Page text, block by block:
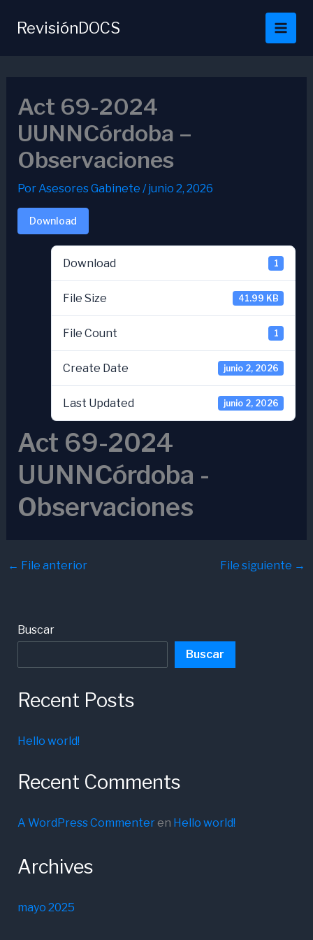
RevisiónDOCS
Act 69-2024
UUNNCórdoba –
Observaciones
PorAsesores Gabinete /junio 2, 2026
Download
Download 1
File Size 41.99 KB
File Count 1
Create Date junio 2, 2026
Last Updated junio 2, 2026
Act 69-2024
UUNNCórdoba -
Observaciones
← File anterior File siguiente →
Buscar
Buscar
Recent Posts
Hello world!
Recent Comments
A WordPress Commenteren Hello world!
Archives
mayo 2025